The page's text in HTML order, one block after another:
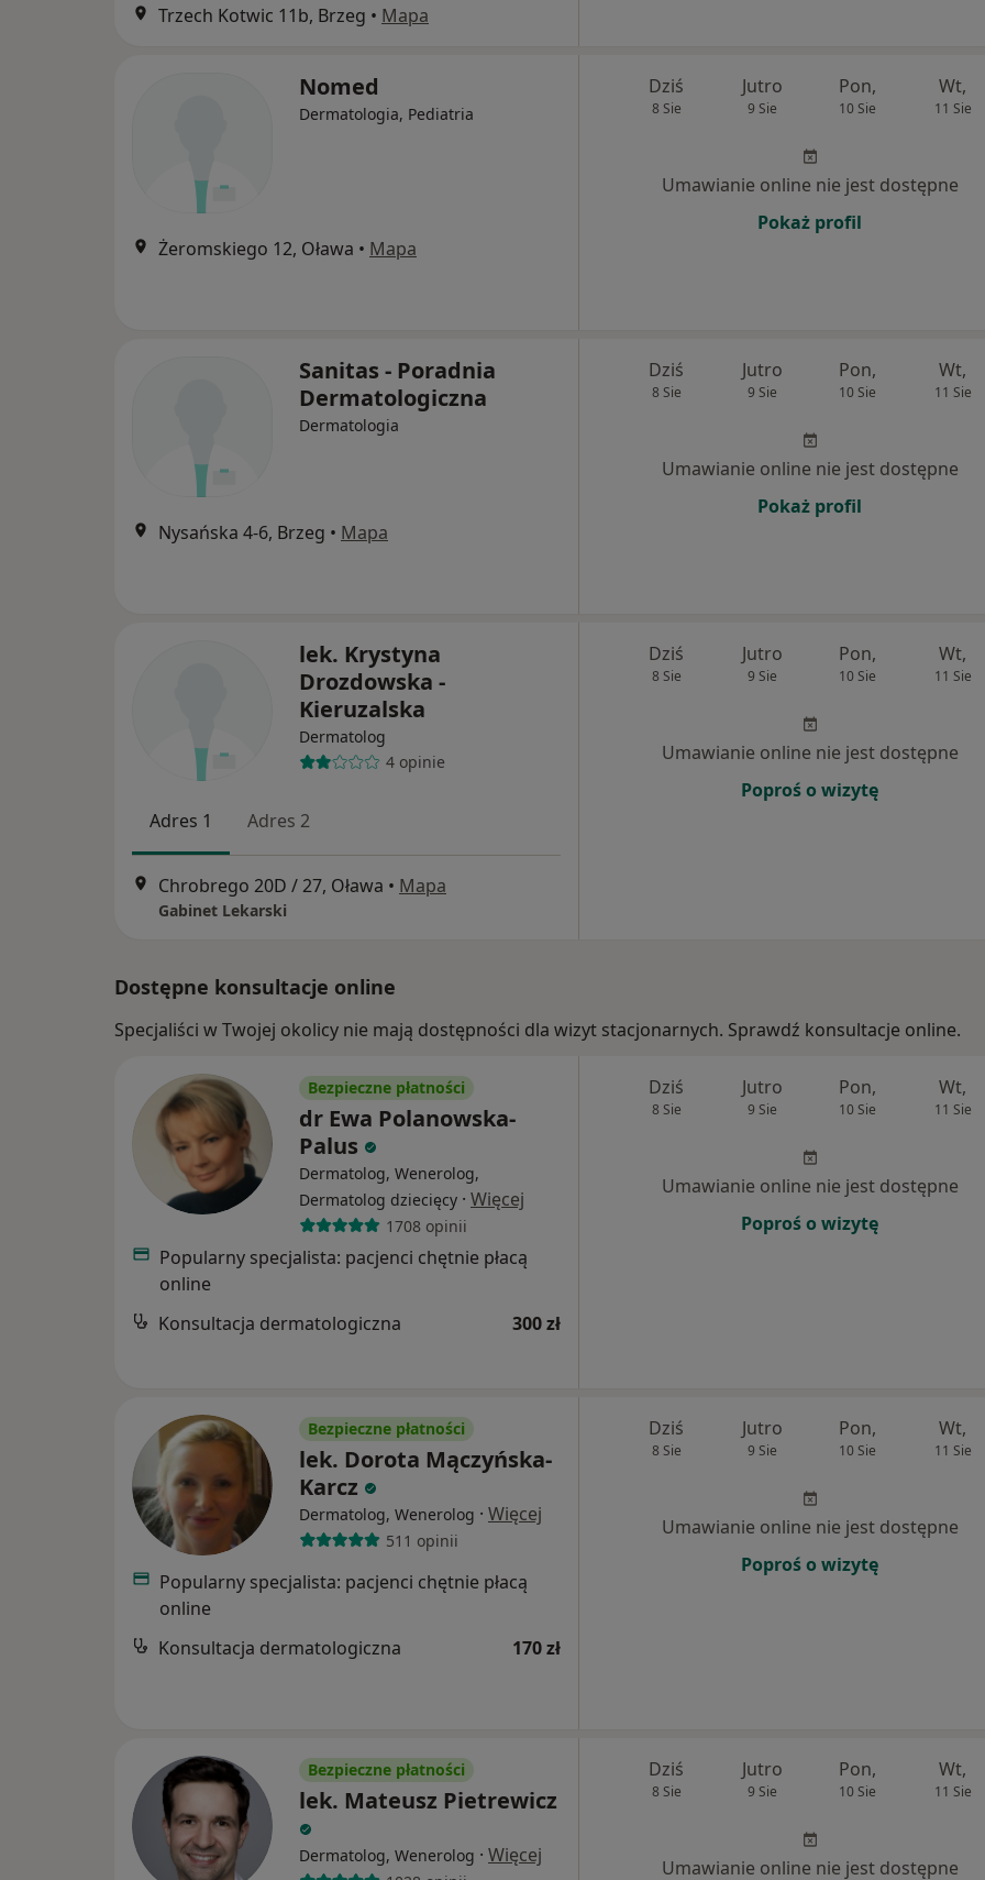
Trzech Kotwic 11b, Brzeg • Mapa
Nomed
Dermatologia, Pediatria
Żeromskiego 12, Oława • Mapa
Dziś
8 Sie
Jutro
9 Sie
Pon,
10 Sie
Wt,
11 Sie
Umawianie online nie jest dostępne
Pokaż profil
Sanitas - Poradnia
Dermatologiczna
Dermatologia
Nysańska 4-6, Brzeg • Mapa
Dziś
8 Sie
Jutro
9 Sie
Pon,
10 Sie
Wt,
11 Sie
Umawianie online nie jest dostępne
Pokaż profil
lek. Krystyna
Drozdowska -
Kieruzalska
Dermatolog
4 opinie
Adres 1 Adres 2
Chrobrego 20D / 27, Oława • Mapa
Gabinet Lekarski
Dziś
8 Sie
Jutro
9 Sie
Pon,
10 Sie
Wt,
11 Sie
Umawianie online nie jest dostępne
Poproś o wizytę
Dostępne konsultacje online
Specjaliści w Twojej okolicy nie mają dostępności dla wizyt stacjonarnych. Sprawdź konsultacje online.
Bezpieczne płatności
dr Ewa Polanowska-
Palus
Dermatolog, Wenerolog,
Dermatolog dziecięcy · Więcej
1708 opinii
Popularny specjalista: pacjenci chętnie płacą
online
Konsultacja dermatologiczna
300 zł
Dziś
8 Sie
Jutro
9 Sie
Pon,
10 Sie
Wt,
11 Sie
Umawianie online nie jest dostępne
Poproś o wizytę
Bezpieczne płatności
lek. Dorota Mączyńska-
Karcz
Dermatolog, Wenerolog · Więcej
511 opinii
Popularny specjalista: pacjenci chętnie płacą
online
Konsultacja dermatologiczna
170 zł
Dziś
8 Sie
Jutro
9 Sie
Pon,
10 Sie
Wt,
11 Sie
Umawianie online nie jest dostępne
Poproś o wizytę
Bezpieczne płatności
lek. Mateusz Pietrewicz
Dermatolog, Wenerolog · Więcej
Dziś
8 Sie
Jutro
9 Sie
Pon,
10 Sie
Wt,
11 Sie
Umawianie online nie jest dostępne